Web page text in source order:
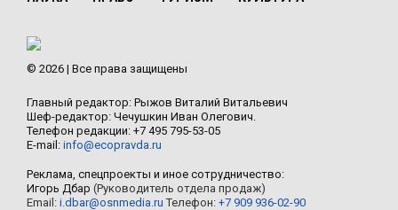
© 2026 | Все права защищены
Главный редактор: Рыжов Виталий Витальевич
Шеф-редактор: Чечушкин Иван Олегович.
Телефон редакции: +7 495 795-53-05
E-mail: info@ecopravda.ru
Реклама, спецпроекты и иное сотрудничество:
Игорь Дбар (Руководитель отдела продаж)
Email: i.dbar@osnmedia.ru Телефон: +7 909 936-02-90